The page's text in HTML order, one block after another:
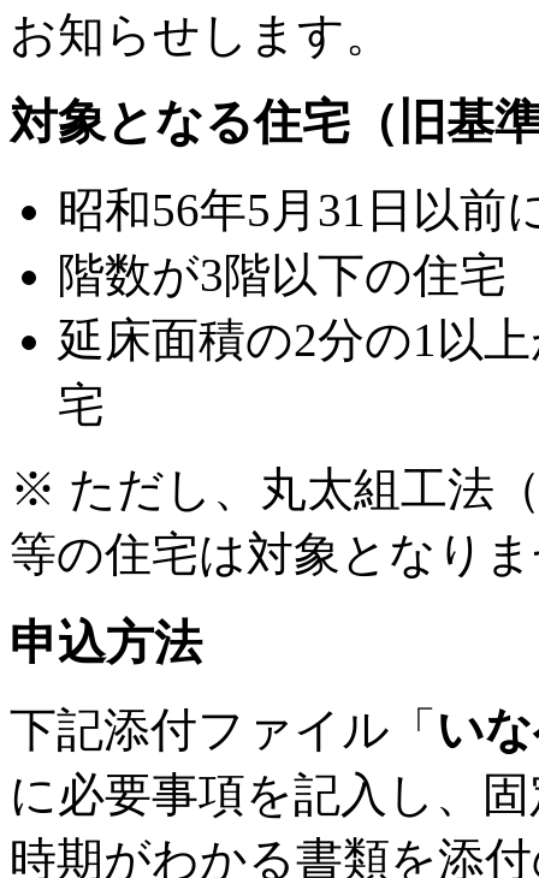
お知らせします。
対象となる住宅（旧基
昭和56年5月31日以前
階数が3階以下の住宅
延床面積の2分の1以
宅
※ ただし、丸太組工法
等の住宅は対象となり
申込方法
下記添付ファイル「 い
に必要事項を記入し、
時期がわかる書類を添